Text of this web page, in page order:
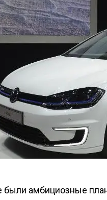
амбициозные